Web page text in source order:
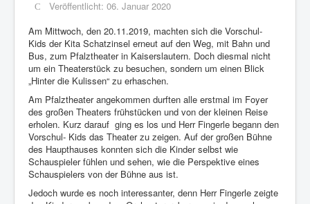
Veröffentlicht: 06. Januar 2020
Am Mittwoch, den 20.11.2019, machten sich die Vorschul-
Kids der Kita Schatzinsel erneut auf den Weg, mit Bahn und
Bus, zum Pfalztheater in Kaiserslautern. Doch diesmal nicht
um ein Theaterstück zu besuchen, sondern um einen Blick
„Hinter die Kulissen“ zu erhaschen.
Am Pfalztheater angekommen durften alle erstmal im Foyer
des großen Theaters frühstücken und von der kleinen Reise
erholen. Kurz darauf ging es los und Herr Fingerle begann den
Vorschul- Kids das Theater zu zeigen. Auf der großen Bühne
des Haupthauses konnten sich die Kinder selbst wie
Schauspieler fühlen und sehen, wie die Perspektive eines
Schauspielers von der Bühne aus ist.
Jedoch wurde es noch interessanter, denn Herr Fingerle zeigte